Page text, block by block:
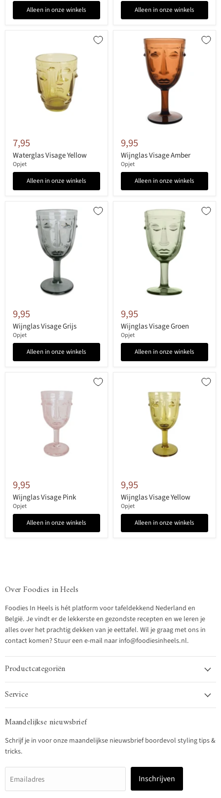
Alleen in onze winkels Alleen in onze winkels
7,95
Waterglas Visage Yellow
Opjet
Alleen in onze winkels
9,95
Wijnglas Visage Amber
Opjet
Alleen in onze winkels
9,95
Wijnglas Visage Grijs
Opjet
Alleen in onze winkels
9,95
Wijnglas Visage Groen
Opjet
Alleen in onze winkels
9,95
Wijnglas Visage Pink
Opjet
Alleen in onze winkels
9,95
Wijnglas Visage Yellow
Opjet
Alleen in onze winkels
Over Foodies in Heels
Foodies In Heels is hét platform voor tafeldekkend Nederland en
België. Je vindt er de lekkerste en gezondste recepten en we leren je
alles over het prachtig dekken van je eettafel. Wil je graag met ons in
contact komen? Stuur een e-mail naar info@foodiesinheels.nl.
Productcategoriën
Service
Maandelijkse nieuwsbrief
Schrijf je in voor onze maandelijkse nieuwsbrief boordevol styling tips &
tricks.
Emailadres Inschrijven